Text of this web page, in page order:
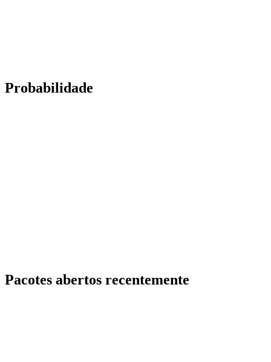
Probabilidade
Pacotes abertos recentemente